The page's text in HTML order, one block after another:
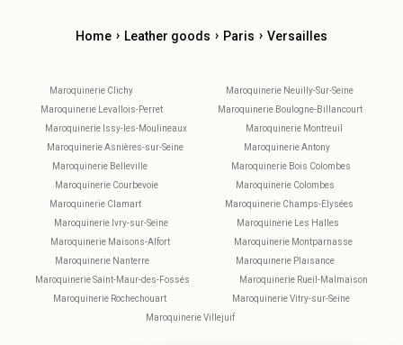
Home › Leather goods › Paris › Versailles
Maroquinerie Clichy
Maroquinerie Neuilly-Sur-Seine
Maroquinerie Levallois-Perret
Maroquinerie Boulogne-Billancourt
Maroquinerie Issy-les-Moulineaux
Maroquinerie Montreuil
Maroquinerie Asnières-sur-Seine
Maroquinerie Antony
Maroquinerie Belleville
Maroquinerie Bois Colombes
Maroquinerie Courbevoie
Maroquinerie Colombes
Maroquinerie Clamart
Maroquinerie Champs-Elysées
Maroquinerie Ivry-sur-Seine
Maroquinerie Les Halles
Maroquinerie Maisons-Alfort
Maroquinerie Montparnasse
Maroquinerie Nanterre
Maroquinerie Plaisance
Maroquinerie Saint-Maur-des-Fossés
Maroquinerie Rueil-Malmaison
Maroquinerie Rochechouart
Maroquinerie Vitry-sur-Seine
Maroquinerie Villejuif